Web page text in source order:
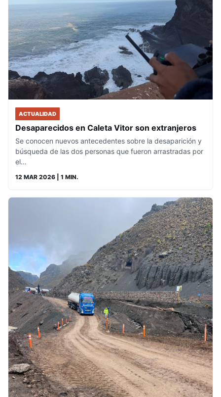
ACTUALIDAD
Desaparecidos en Caleta Vitor son extranjeros
Se conocen nuevos antecedentes sobre la desaparición y
búsqueda de las dos personas que fueron arrastradas por
el…
12 MAR 2026 | 1 MIN.